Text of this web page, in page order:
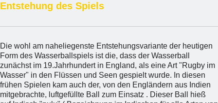
Entstehung des Spiels
Die wohl am naheliegenste Entstehungsvariante der heutigen
Form des Wasserballspiels ist die, dass der Wasserball
zunächst im 19.Jahrhundert in England, als eine Art "Rugby im
Wasser" in den Flüssen und Seen gespielt wurde. In diesen
frühen Spielen kam auch der, von den Engländern aus Indien
mitgebrachte, luftgefüllte Ball zum Einsatz . Dieser Ball hieß